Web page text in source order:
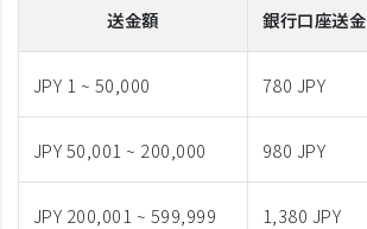
送金額 銀行口座送金
JPY 1 ~ 50,000 780 JPY
JPY 50,001 ~ 200,000 980 JPY
JPY 200,001 ~ 599,999 1,380 JPY